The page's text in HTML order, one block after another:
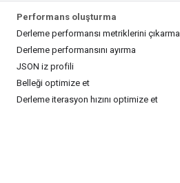
Performans oluşturma
Derleme performansı metriklerini çıkarma
Derleme performansını ayırma
JSON iz profili
Belleği optimize et
Derleme iterasyon hızını optimize et